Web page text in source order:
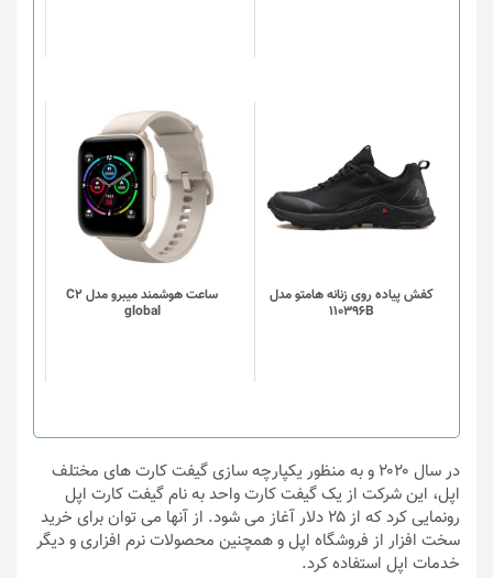
کفش پیاده روی زنانه هامتو مدل
110396B
محصول
دارای
انواع
مختلفی
گزینه
ها
محصول
انتخاب
شوند
ساعت هوشمند میبرو مدل C2
global
این
محصول
دارای
انواع
مختلفی
می
گزینه
ها
محصول
انتخاب
شوند
در سال ۲۰۲۰ و به منظور یکپارچه سازی گیفت کارت های مختلف
اپل، این شرکت از یک گیفت کارت واحد به نام گیفت کارت اپل
رونمایی کرد که از ۲۵ دلار آغاز می شود. از آنها می توان برای خرید
سخت افزار از فروشگاه اپل و همچنین محصولات نرم افزاری و دیگر
خدمات اپل استفاده کرد.